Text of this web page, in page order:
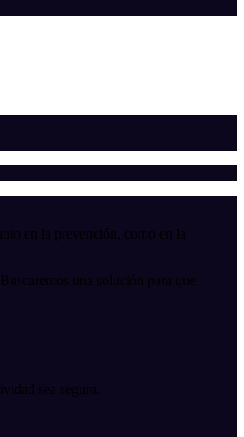
en la prevención, como en la
una solución para que
sea segura.